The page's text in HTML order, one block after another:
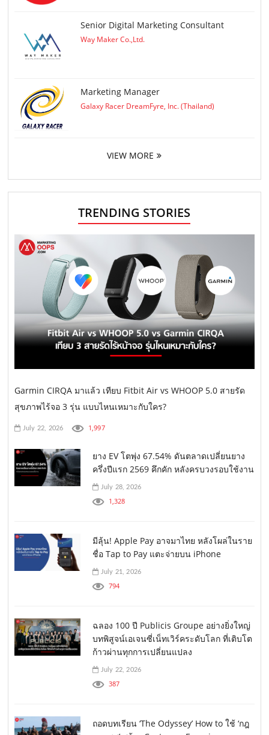
Senior Digital Marketing Consultant
Way Maker Co.,Ltd.
Marketing Manager
Galaxy Racer DreamFyre, Inc. (Thailand)
VIEW MORE
TRENDING STORIES
Garmin CIRQA มาแล้ว เทียบ Fitbit Air vs WHOOP 5.0 สายรัด
สุขภาพไร้จอ 3 รุ่น แบบไหนเหมาะกับใคร?
July 22, 2026 1,997
ยาง EV โตพุ่ง 67.54% ดันตลาดเปลี่ยนยาง
ครึ่งปีแรก 2569 คึกคัก หลังครบวงรอบใช้งาน
July 28, 2026
1,328
มีลุ้น! Apple Pay อาจมาไทย หลังโผล่ในราย
ชื่อ Tap to Pay แตะจ่ายบน iPhone
July 21, 2026
794
ฉลอง 100 ปี Publicis Groupe อย่างยิ่งใหญ่
บทพิสูจน์เอเจนซี่เน็ทเวิร์คระดับโลก ที่เติบโต
ก้าวผ่านทุกการเปลี่ยนแปลง
July 22, 2026
387
ถอดบทเรียน ‘The Odyssey’ How to ใช้ ‘กฎ